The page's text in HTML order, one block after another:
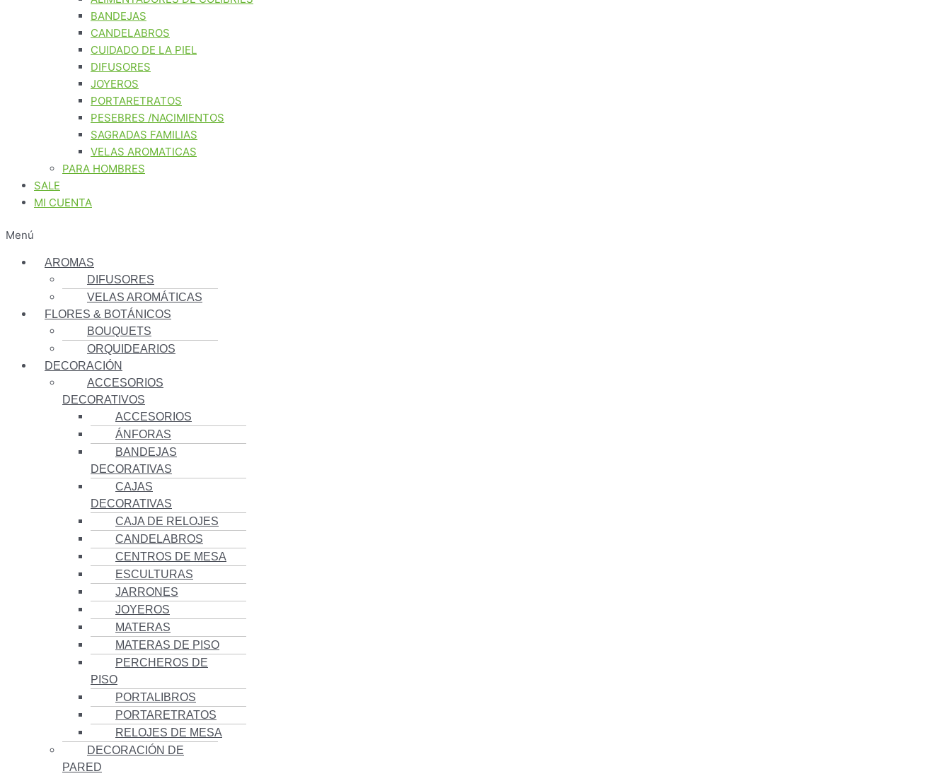
BANDEJAS
CANDELABROS
CUIDADO DE LA PIEL
DIFUSORES
JOYEROS
PORTARETRATOS
PESEBRES /NACIMIENTOS
SAGRADAS FAMILIAS
VELAS AROMATICAS
PARA HOMBRES
SALE
MI CUENTA
Menú
AROMAS
DIFUSORES
VELAS AROMÁTICAS
FLORES & BOTÁNICOS
BOUQUETS
ORQUIDEARIOS
DECORACIÓN
ACCESORIOS
DECORATIVOS
ACCESORIOS
ÁNFORAS
BANDEJAS
DECORATIVAS
CAJAS
DECORATIVAS
CAJA DE RELOJES
CANDELABROS
CENTROS DE MESA
ESCULTURAS
JARRONES
JOYEROS
MATERAS
MATERAS DE PISO
PERCHEROS DE
PISO
PORTALIBROS
PORTARETRATOS
RELOJES DE MESA
DECORACIÓN DE
PARED